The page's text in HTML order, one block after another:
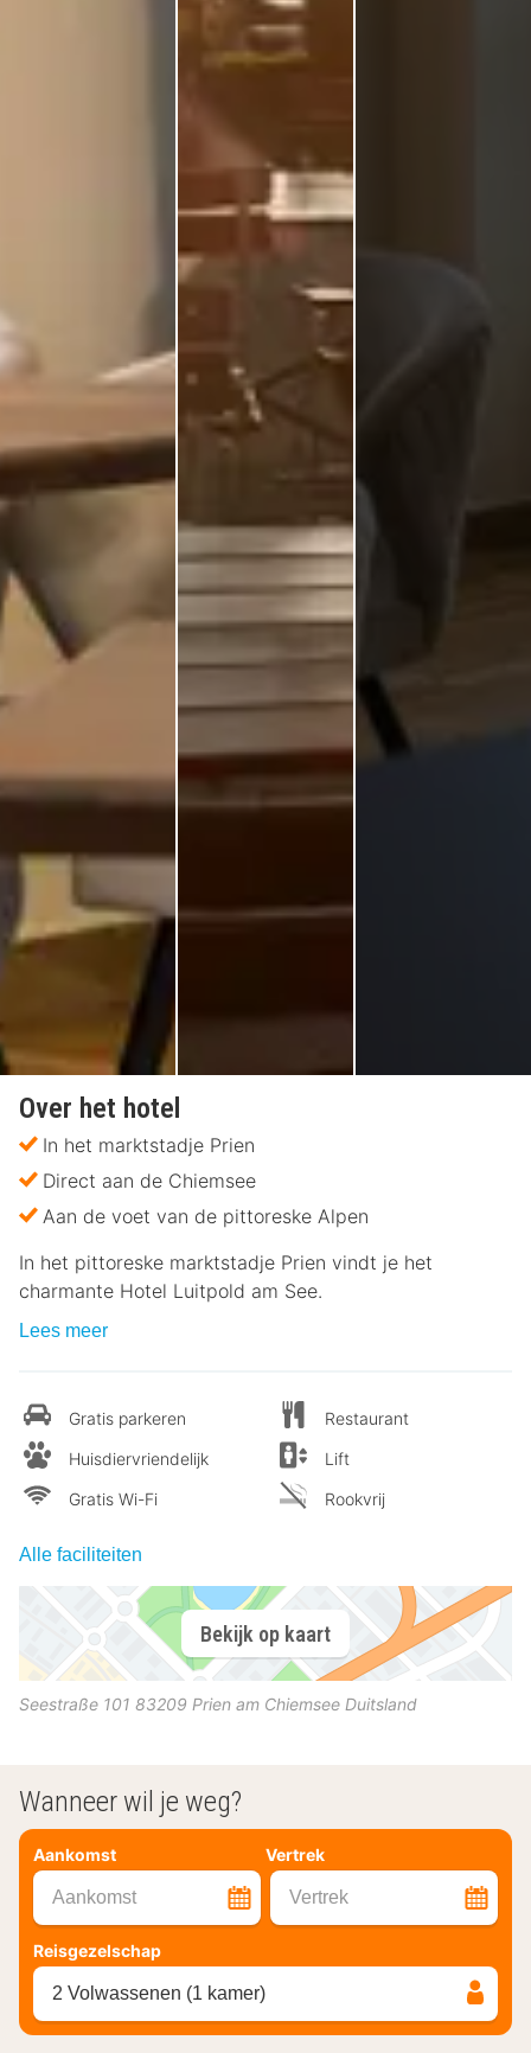
Over het hotel
In het marktstadje Prien
Direct aan de Chiemsee
Aan de voet van de pittoreske Alpen
In het pittoreske marktstadje Prien vindt je het
charmante Hotel Luitpold am See.
Lees meer
Gratis parkeren
Huisdiervriendelijk
Gratis Wi-Fi
Restaurant
Lift
Rookvrij
Alle faciliteiten
Bekijk op kaart
Seestraße 101 83209 Prien am Chiemsee Duitsland
Wanneer wil je weg?
Aankomst Vertrek
Aankomst Vertrek
Reisgezelschap
2 Volwassenen (1 kamer)